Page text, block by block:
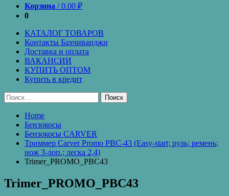
Корзина /0.00 ₽
0
КАТАЛОГ ТОВАРОВ
Контакты Бахчиванджи
Доставка и оплата
ВАКАНСИИ
КУПИТЬ ОПТОМ
Купить в кредит
Найти:
Home
Бензокосы
Бензокосы CARVER
Триммер Carver Promo PBC-43 (Easy-start; руль; ремень;
нож 3-лоп.; леска 2,4)
Trimer_PROMO_PBC43
Trimer_PROMO_PBC43